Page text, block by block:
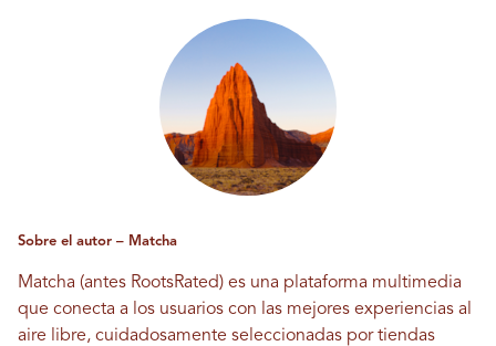
Sobre el autor – Matcha
Matcha (antes RootsRated) es una plataforma multimedia
que conecta a los usuarios con las mejores experiencias al
aire libre, cuidadosamente seleccionadas por tiendas